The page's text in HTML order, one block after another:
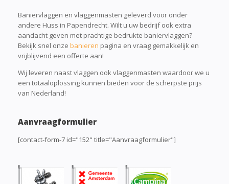
Baniervlaggen en vlaggenmasten geleverd voor onder
andere Huss in Papendrecht. Wilt u uw bedrijf ook extra
aandacht geven met prachtige bedrukte baniervlaggen?
Bekijk snel onze banieren pagina en vraag gemakkelijk en
vrijblijvend een offerte aan!
Wij leveren naast vlaggen ook vlaggenmasten waardoor we u
een totaaloplossing kunnen bieden voor de scherpste prijs
van Nederland!
Aanvraagformulier
[contact-form-7 id="152" title="Aanvraagformulier"]